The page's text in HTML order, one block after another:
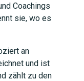
Coachings
sie, wo es
an
und ist
zählt zu den